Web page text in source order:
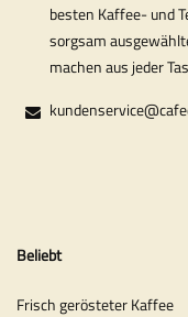
besten Kaffee- und
sorgsam
machen aus jeder
Beliebt
Frisch gerösteter Kaffee